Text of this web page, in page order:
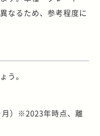
なるため、参考程度に
う。
月）※2023年時点、離